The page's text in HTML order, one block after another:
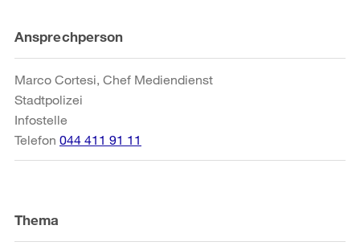
Weitere
Informationen
Ansprechperson
Marco Cortesi, Chef Mediendienst
Stadtpolizei
Infostelle
Telefon 044 411 91 11
Thema